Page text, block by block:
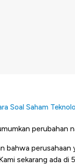
Soal Saham
perubahan
bahwa perusahaan
sekarang ada